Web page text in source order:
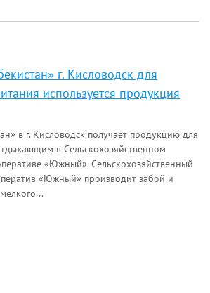
г. Кисловодск для
используется продукция
в г. Кисловодск получает продукцию для
в Сельскохозяйственном
«Южный». Сельскохозяйственный
«Южный» производит забой и